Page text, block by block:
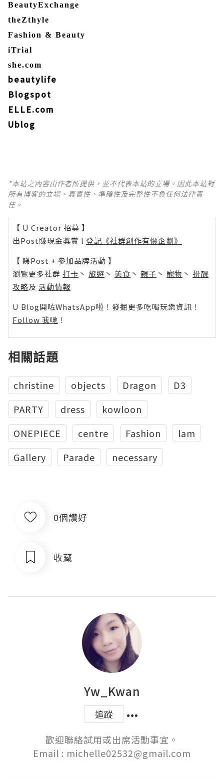
BeautyExchange
theZthyle
Fashion & Beauty
iTrial
she.com
beautylife
Blogspot
ELLE.com
Ublog
*本站之內容由作者所提供，並不代表本站的立場。因此本站對
所有博客的立場、真實性、準確性及完整性不負任何法律責
任。
【 U Creator 招募 】
出Post賺現金獎賞 l 登記《社群創作有價企劃》
【 睇Post + 參加品牌活動 】
瀏覽更多社群 打卡 丶 旅遊 丶 美食 丶 親子 丶 寵物 丶 扮靚
攻略及 活動情報
U Blog開咗WhatsApp啦！發掘更多吃喝玩樂資訊！
Follow 我哋 ！
相關話題
christine objects Dragon
D3
PARTY
dress
kowloon
ONEPIECE
centre Fashion
lam
Gallery
Parade necessary
0個讚好
收藏
Yw_Kwan
追蹤
歡迎聯絡試用或出席活動事宜。
Email : michelle02532@gmail.com